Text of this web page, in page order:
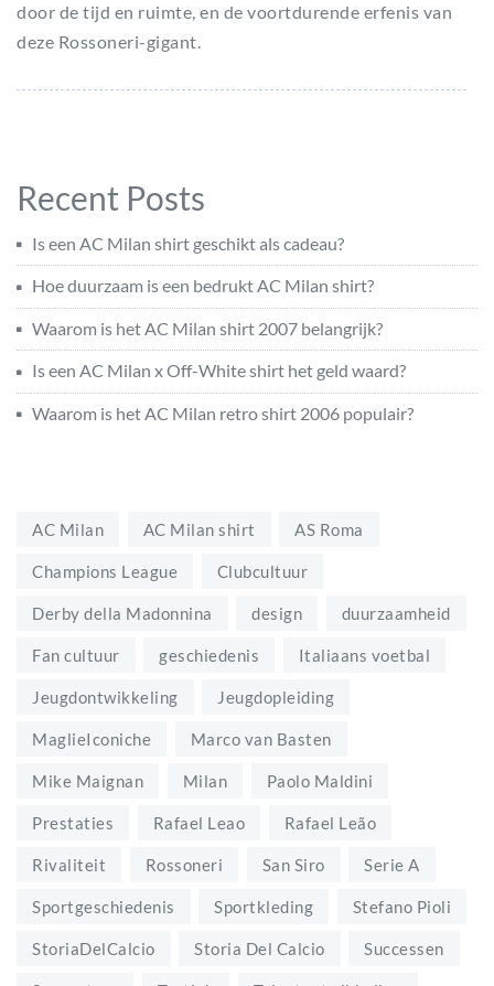
door de tijd en ruimte, en de voortdurende erfenis van
deze Rossoneri-gigant.
Recent Posts
Is een AC Milan shirt geschikt als cadeau?
Hoe duurzaam is een bedrukt AC Milan shirt?
Waarom is het AC Milan shirt 2007 belangrijk?
Is een AC Milan x Off-White shirt het geld waard?
Waarom is het AC Milan retro shirt 2006 populair?
AC Milan AC Milan shirt AS Roma
Champions League Clubcultuur
Derby della Madonnina design duurzaamheid
Fan cultuur geschiedenis Italiaans voetbal
Jeugdontwikkeling Jeugdopleiding
MaglieIconiche Marco van Basten
Mike Maignan Milan Paolo Maldini
Prestaties Rafael Leao Rafael Leão
Rivaliteit Rossoneri San Siro Serie A
Sportgeschiedenis Sportkleding Stefano Pioli
StoriaDelCalcio Storia Del Calcio Successen